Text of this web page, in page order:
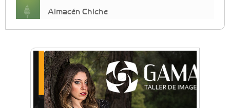
Almacén Chiche
crecimiento personal
Arq. Horacio Alejandro Sánchez